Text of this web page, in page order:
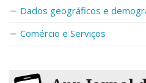
Dados geográficos e
Comércio e Serviços